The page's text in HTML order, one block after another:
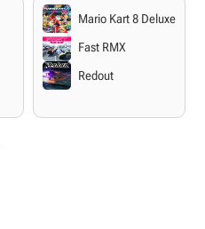
Mario Kart 8 Deluxe
Fast RMX
Redout